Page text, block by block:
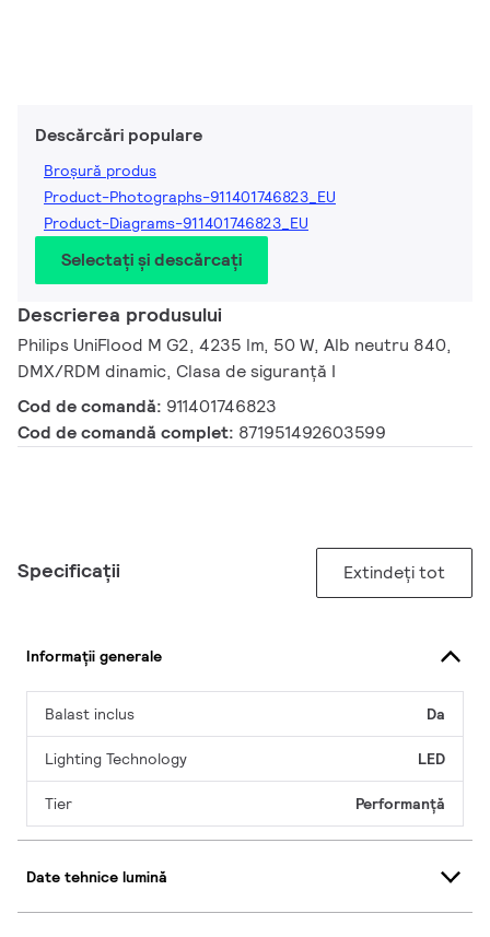
Descărcări populare
Broșură produs
Product-Photographs-911401746823_EU
Product-Diagrams-911401746823_EU
Selectați și descărcați
Descrierea produsului
Philips UniFlood M G2, 4235 lm, 50 W, Alb neutru 840,
DMX/RDM dinamic, Clasa de siguranță I
Cod de comandă: 911401746823
Cod de comandă complet: 871951492603599
Specificații Extindeți tot
Informații generale
Balast inclus Da
Lighting Technology LED
Tier Performanță
Date tehnice lumină